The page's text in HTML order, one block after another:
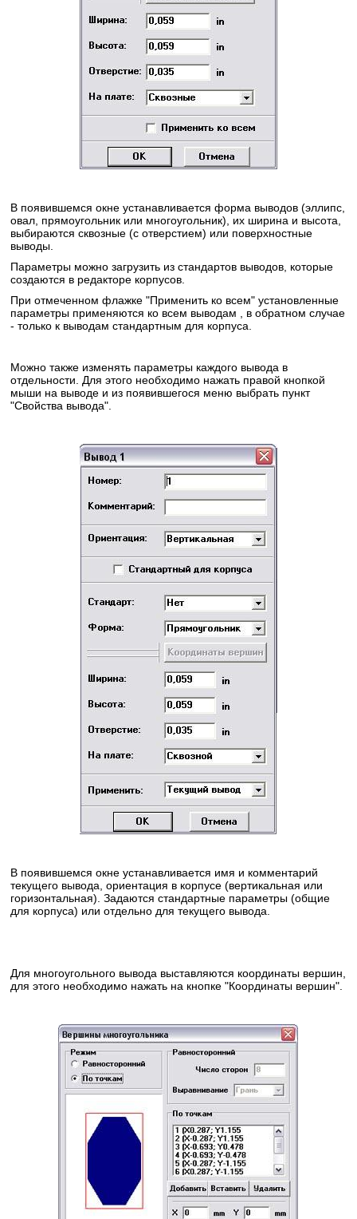
В появившемся окне устанавливается форма выводов (эллипс,
овал, прямоугольник или многоугольник), их ширина и высота,
выбираются сквозные (с отверстием) или поверхностные
выводы.
Параметры можно загрузить из стандартов выводов, которые
создаются в редакторе корпусов.
При отмеченном флажке "Применить ко всем" установленные
параметры применяются ко всем выводам , в обратном случае
- только к выводам стандартным для корпуса.
Можно также изменять параметры каждого вывода в
отдельности. Для этого необходимо нажать правой кнопкой
мыши на выводе и из появившегося меню выбрать пункт
"Свойства вывода".
В появившемся окне устанавливается имя и комментарий
текущего вывода, ориентация в корпусе (вертикальная или
горизонтальная). Задаются стандартные параметры (общие
для корпуса) или отдельно для текущего вывода.
Для многоугольного вывода выставляются координаты вершин,
для этого необходимо нажать на кнопке "Координаты вершин".